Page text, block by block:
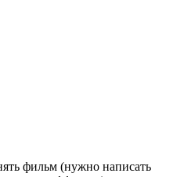
фильм (нужно написать